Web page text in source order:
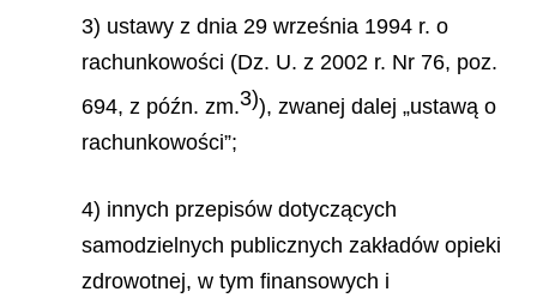
3) ustawy z dnia 29 września 1994 r. o
rachunkowości (Dz. U. z 2002 r. Nr 76, poz.
694, z późn. zm.3)), zwanej dalej „ustawą o
rachunkowości”;
4) innych przepisów dotyczących
samodzielnych publicznych zakładów opieki
zdrowotnej, w tym finansowych i